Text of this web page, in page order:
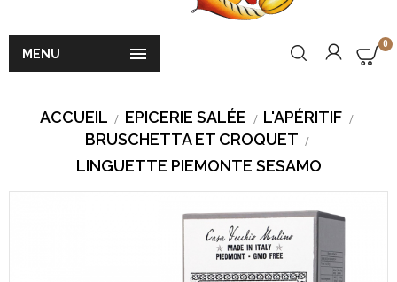

MENU
0
ACCUEIL EPICERIE SALÉE
L'APÉRITIF
BRUSCHETTA ET CROQUET
LINGUETTE PIEMONTE SESAMO